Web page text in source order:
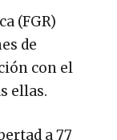
(FGR)
de
con el
ellas.
a 77